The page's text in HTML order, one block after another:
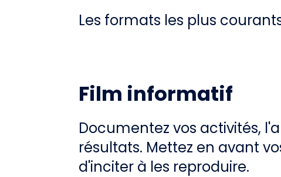
Les formats les plus
Film informatif
Documentez vos activités,
résultats. Mettez en avant
d'inciter à les reproduire.